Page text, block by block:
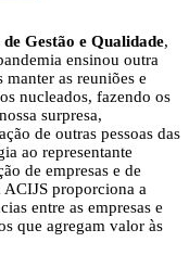
Gestão e Qualidade,
ensinou outra
as reuniões e
nucleados, fazendo os
surpresa,
de outras pessoas das
ao representante
de empresas e de
ACIJS proporciona a
entre as empresas e
que agregam valor às